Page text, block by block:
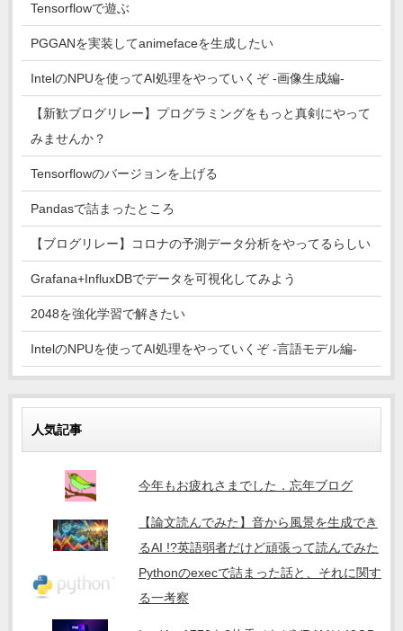
Tensorflowで遊ぶ
PGGANを実装してanimefaceを生成したい
IntelのNPUを使ってAI処理をやっていくぞ -画像生成編-
【新歓ブログリレー】プログラミングをもっと真剣にやって
みませんか？
Tensorflowのバージョンを上げる
Pandasで詰まったところ
【ブログリレー】コロナの予測データ分析をやってるらしい
Grafana+InfluxDBでデータを可視化してみよう
2048を強化学習で解きたい
IntelのNPUを使ってAI処理をやっていくぞ -言語モデル編-
人気記事
今年もお疲れさまでした．忘年ブログ
【論文読んでみた】音から風景を生成でき
るAI !?英語弱者だけど頑張って読んでみた
Pythonのexecで詰まった話と、それに関す
る一考察